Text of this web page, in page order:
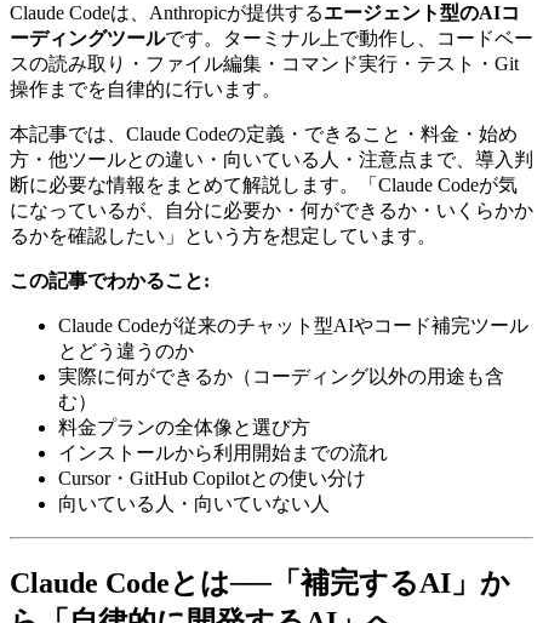
Claude Codeは、Anthropicが提供するエージェント型のAIコ
ーディングツールです。ターミナル上で動作し、コードベー
スの読み取り・ファイル編集・コマンド実行・テスト・Git
操作までを自律的に行います。
本記事では、Claude Codeの定義・できること・料金・始め
方・他ツールとの違い・向いている人・注意点まで、導入判
断に必要な情報をまとめて解説します。「Claude Codeが気
になっているが、自分に必要か・何ができるか・いくらかか
るかを確認したい」という方を想定しています。
この記事でわかること:
Claude Codeが従来のチャット型AIやコード補完ツール
とどう違うのか
実際に何ができるか（コーディング以外の用途も含
む）
料金プランの全体像と選び方
インストールから利用開始までの流れ
Cursor・GitHub Copilotとの使い分け
向いている人・向いていない人
Claude Codeとは──「補完するAI」か